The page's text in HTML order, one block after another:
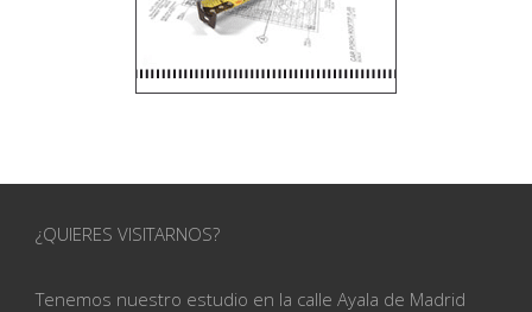
¿QUIERES VISITARNOS?
Tenemos nuestro estudio en la calle Ayala de Madrid